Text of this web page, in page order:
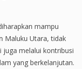
mampu
Maluku Utara, tidak
juga melalui kontribusi
yang berkelanjutan.